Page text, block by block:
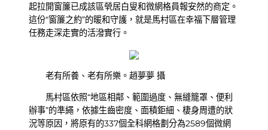
起拉開窗簾已成該區煢居白叟和微網格員報安然的商定。
這份“窗簾之約”的暖和守護，就是馬村區在幸福下層管理
任務走深走實的活潑實行。
老有所養、老有所樂。趙夢夢 攝
馬村區依照“地區相鄰、範圍過度、無縫籠罩、便利
辦事”的準繩，依據生齒密度、面積鉅細、棲身周遭的狀
況等原因，將原有的337個全科網格劃分為2589個微網